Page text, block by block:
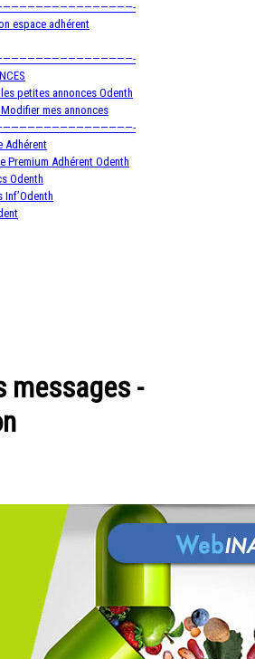
espace adhérent
petites annonces Odenth
mes annonces
Adhérent
Premium Adhérent Odenth
Odenth
messages -